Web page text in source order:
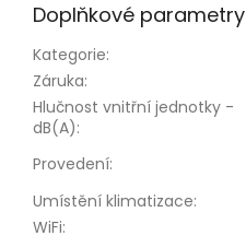
Doplňkové parametry
Kategorie:
Záruka:
Hlučnost vnitřní jednotky -
dB(A):
Provedení:
Umístění klimatizace:
WiFi: